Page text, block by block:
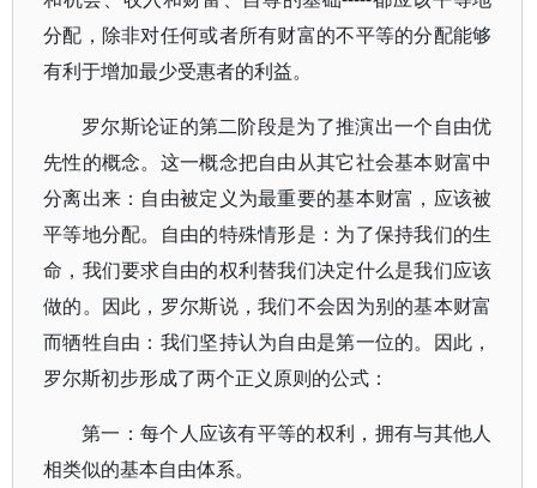
分配，除非对任何或者所有财富的不平等的分配能够
有利于增加最少受惠者的利益。
罗尔斯论证的第二阶段是为了推演出一个自由优
先性的概念。这一概念把自由从其它社会基本财富中
分离出来：自由被定义为最重要的基本财富，应该被
平等地分配。自由的特殊情形是：为了保持我们的生
命，我们要求自由的权利替我们决定什么是我们应该
做的。因此，罗尔斯说，我们不会因为别的基本财富
而牺牲自由：我们坚持认为自由是第一位的。因此，
罗尔斯初步形成了两个正义原则的公式：
第一：每个人应该有平等的权利，拥有与其他人
相类似的基本自由体系。